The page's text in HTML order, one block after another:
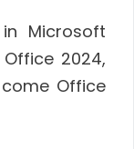
Microsoft
2024,
Office